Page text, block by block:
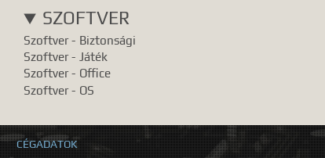
SZOFTVER
Szoftver - Biztonsági
Szoftver - Játék
Szoftver - Office
Szoftver - OS
CÉGADATOK